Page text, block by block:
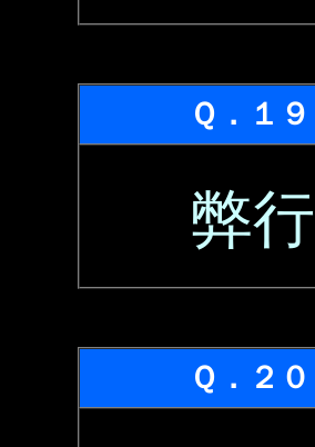
Ｑ．１９
弊行
Ｑ．２０